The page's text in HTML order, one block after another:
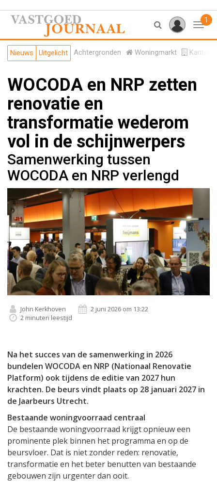
1
Nieuws Uitgelicht Achtergronden Woningmarkt
WOCODA en NRP zetten
renovatie en
transformatie wederom
vol in de schijnwerpers
Samenwerking tussen
WOCODA en NRP verlengd
John Kerkhoven
2 juni 2026 om 13:22
2 minuten leestijd
Na het succes van de samenwerking in 2026
bundelen WOCODA en NRP (Nationaal Renovatie
Platform) ook tijdens de editie van 2027 hun
krachten. De beurs vindt plaats op 28 januari 2027 in
de Jaarbeurs Utrecht.
Bestaande woningvoorraad centraal
De bestaande woningvoorraad krijgt opnieuw een
prominente plek binnen het programma en op de
beursvloer. Dat is niet zonder reden: renovatie,
transformatie en het beter benutten van bestaande
gebouwen zijn urgenter dan ooit.